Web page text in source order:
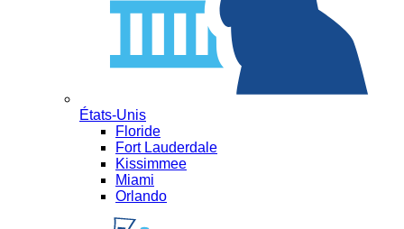
États-Unis
Floride
Fort Lauderdale
Kissimmee
Miami
Orlando